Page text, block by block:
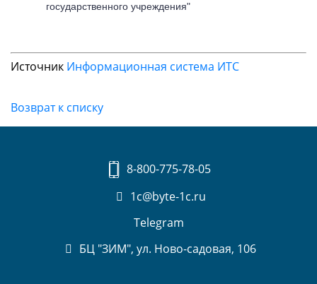
государственного учреждения"
Источник Информационная система ИТС
Возврат к списку
8-800-775-78-05
1c@byte-1c.ru
Telegram
БЦ "ЗИМ", ул. Ново-садовая, 106